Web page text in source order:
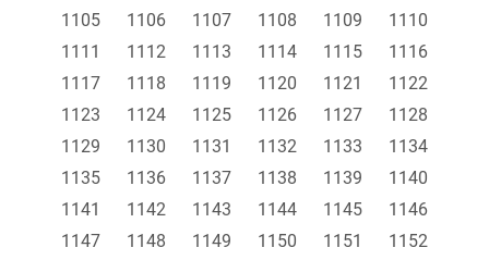
1105
1106 1107 1108 1109
1110
1111
1112 1113 1114 1115
1116
1117
1118 1119 1120 1121
1122
1123
1124 1125 1126 1127
1128
1129
1130 1131 1132 1133
1134
1135
1136 1137 1138 1139
1140
1141
1142 1143 1144 1145
1146
1147
1148 1149 1150 1151 1152